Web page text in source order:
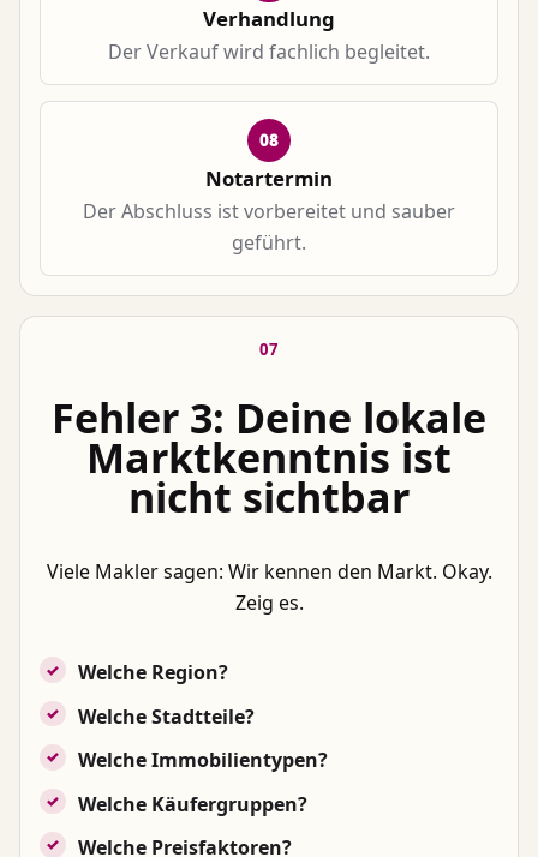
Verhandlung
Der Verkauf wird fachlich begleitet.
08
Notartermin
Der Abschluss ist vorbereitet und sauber
geführt.
07
Fehler 3: Deine lokale
Marktkenntnis ist
nicht sichtbar
Viele Makler sagen: Wir kennen den Markt. Okay.
Zeig es.
Welche Region?
Welche Stadtteile?
Welche Immobilientypen?
Welche Käufergruppen?
Welche Preisfaktoren?